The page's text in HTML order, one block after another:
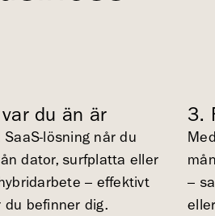
du än är
lösning når du
dator, surfplatta eller
– effektivt
befinner dig.
3.
–